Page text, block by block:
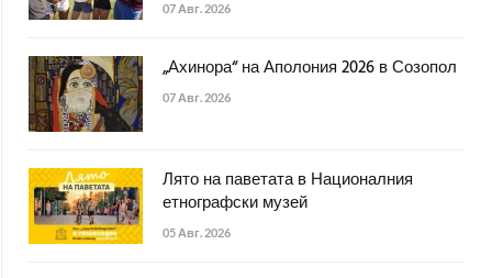
07 Авг. 2026
„Ахинора“ на Аполония 2026 в Созопол
07 Авг. 2026
Лято на паветата в Националния
етнографски музей
05 Авг. 2026